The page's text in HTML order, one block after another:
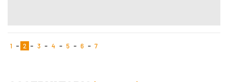
1 2 3 4 5 6 7